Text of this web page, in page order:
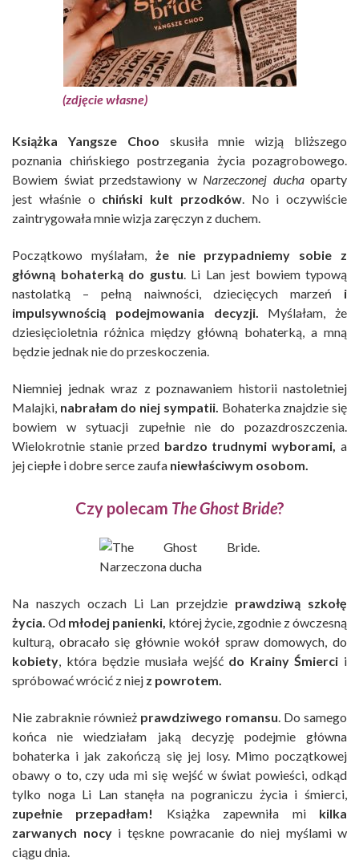
(zdjęcie własne)
Książka Yangsze Choo skusiła mnie wizją bliższego
poznania chińskiego postrzegania życia pozagrobowego.
Bowiem świat przedstawiony w Narzeczonej duchaoparty
jest właśnie o chiński kult przodków. No i oczywiście
zaintrygowała mnie wizja zaręczyn z duchem.
Początkowo myślałam, że nie przypadniemy sobie z
główną bohaterką do gustu. Li Lan jest bowiem typową
nastolatką – pełną naiwności, dziecięcych marzeń i
impulsywnością podejmowania decyzji. Myślałam, że
dziesięcioletnia różnica między główną bohaterką, a mną
będzie jednak nie do przeskoczenia.
Niemniej jednak wraz z poznawaniem historii nastoletniej
Malajki, nabrałam do niej sympatii. Bohaterka znajdzie się
bowiem w sytuacji zupełnie nie do pozazdroszczenia.
Wielokrotnie stanie przed bardzo trudnymi wyborami, a
jej ciepłe i dobre serce zaufa niewłaściwym osobom.
Czy polecam The Ghost Bride?
Na naszych oczach Li Lan przejdzie prawdziwą szkołę
życia. Od młodej panienki, której życie, zgodnie z ówczesną
kulturą, obracało się głównie wokół spraw domowych, do
kobiety, która będzie musiała wejść do Krainy Śmierci i
spróbować wrócić z niej z powrotem.
Nie zabraknie również prawdziwego romansu. Do samego
końca nie wiedziałam jaką decyzję podejmie główna
bohaterka i jak zakończą się jej losy. Mimo początkowej
obawy o to, czy uda mi się wejść w świat powieści, odkąd
tylko noga Li Lan stanęła na pograniczu życia i śmierci,
zupełnie przepadłam! Książka zapewniła mi kilka
zarwanych nocyi tęskne powracanie do niej myślami w
ciągu dnia.